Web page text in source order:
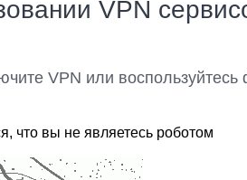
VPN
VPN или
что вы не являетесь роботом